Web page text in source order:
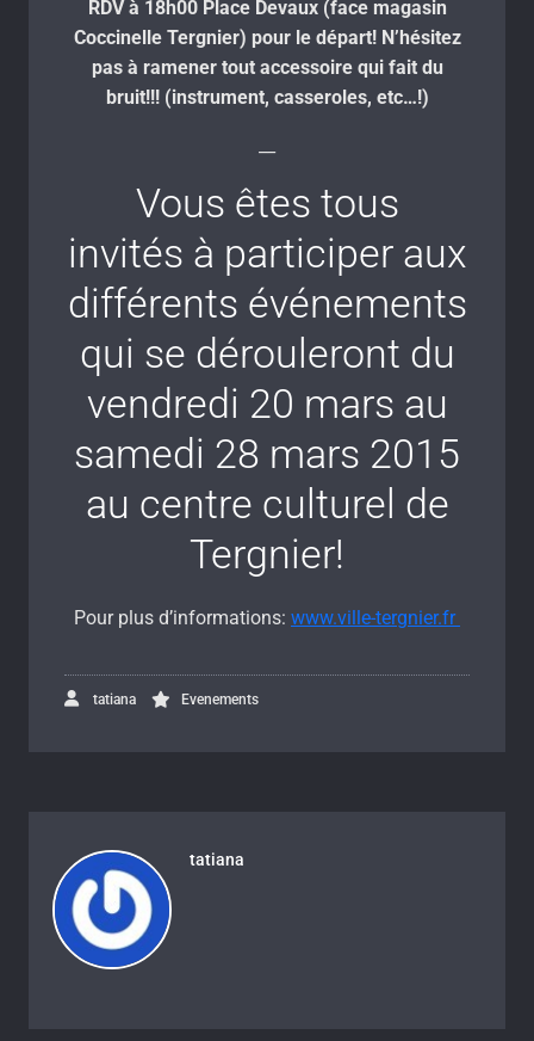
RDV à 18h00 Place Devaux (face magasin
Coccinelle Tergnier) pour le départ! N’hésitez
pas à ramener tout accessoire qui fait du
bruit!!! (instrument, casseroles, etc…!)
Vous êtes tous
invités à participer aux
différents événements
qui se dérouleront du
vendredi 20 mars au
samedi 28 mars 2015
au centre culturel de
Tergnier!
Pour plus d’informations: www.ville-tergnier.fr
tatiana Evenements
tatiana